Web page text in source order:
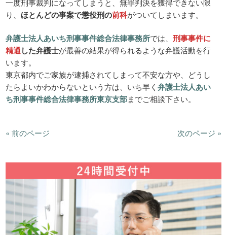
一度刑事裁判になってしまうと、無罪判決を獲得できない限
り、ほとんどの事案で懲役刑の前科がついてしまいます。
弁護士法人あいち刑事事件総合法律事務所では、刑事事件に
精通した弁護士が最善の結果が得られるような弁護活動を行
います。
東京都内でご家族が逮捕されてしまって不安な方や、どうし
たらよいかわからないという方は、いち早く弁護士法人あい
ち刑事事件総合法律事務所東京支部までご相談下さい。
« 前のページ 次のページ »